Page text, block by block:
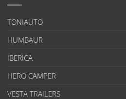
TONIAUTO
HUMBAUR
IBERICA
HERO CAMPER
VESTA TRAILERS